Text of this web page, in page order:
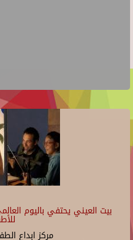
بيت العيني يحتفي باليوم
مركز ابداع